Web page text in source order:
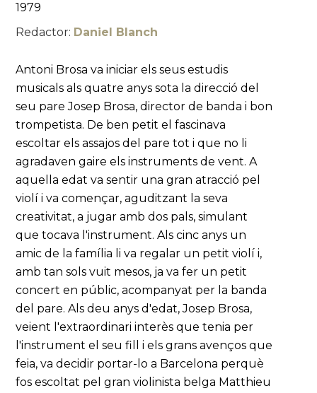
1979
Redactor: Daniel Blanch
Antoni Brosa va iniciar els seus estudis
musicals als quatre anys sota la direcció del
seu pare Josep Brosa, director de banda i bon
trompetista. De ben petit el fascinava
escoltar els assajos del pare tot i que no li
agradaven gaire els instruments de vent. A
aquella edat va sentir una gran atracció pel
violí i va començar, aguditzant la seva
creativitat, a jugar amb dos pals, simulant
que tocava l'instrument. Als cinc anys un
amic de la família li va regalar un petit violí i,
amb tan sols vuit mesos, ja va fer un petit
concert en públic, acompanyat per la banda
del pare. Als deu anys d'edat, Josep Brosa,
veient l'extraordinari interès que tenia per
l'instrument el seu fill i els grans avenços que
feia, va decidir portar-lo a Barcelona perquè
fos escoltat pel gran violinista belga Matthieu